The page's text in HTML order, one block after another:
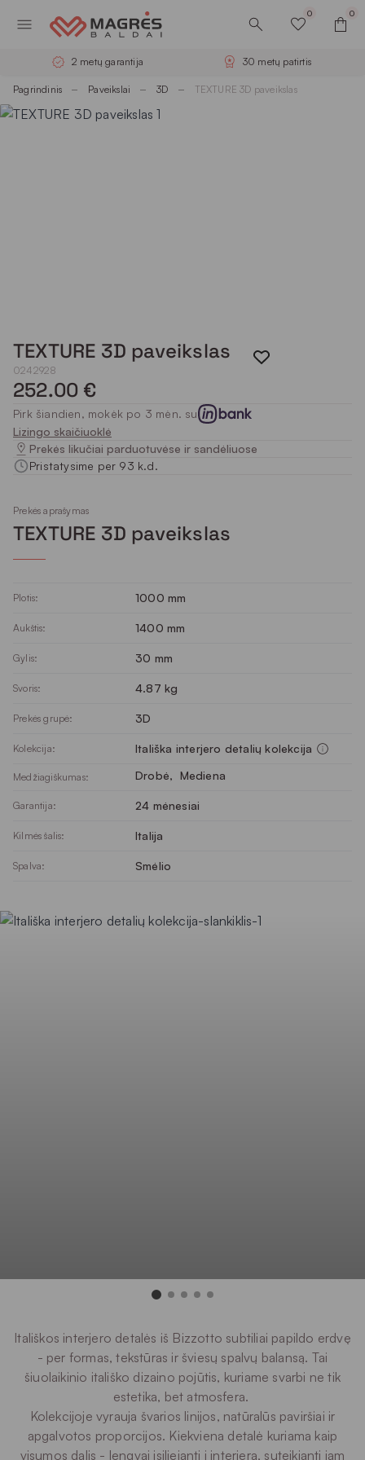
0 0
2 metų garantija 30 metų patirtis
Pagrindinis Paveikslai 3D TEXTURE 3D paveikslas
TEXTURE 3D paveikslas
0242928
252.00 €
Pirk šiandien, mokėk po 3 mėn. su
Lizingo skaičiuoklė
Prekės likučiai parduotuvėse ir sandėliuose
Pristatysime per 93 k.d.
Prekės aprašymas
TEXTURE 3D paveikslas
Plotis: 1000 mm
Aukštis: 1400 mm
Gylis: 30 mm
Svoris: 4.87 kg
Prekės grupė: 3D
Kolekcija: Itališka interjero detalių kolekcija
Medžiagiškumas: Drobė, Mediena
Garantija: 24 mėnesiai
Kilmės šalis: Italija
Spalva: Smėlio
Itališkos interjero detalės iš Bizzotto subtiliai papildo erdvę
- per formas, tekstūras ir šviesų spalvų balansą. Tai
šiuolaikinio itališko dizaino pojūtis, kuriame svarbi ne tik
estetika, bet atmosfera.
Kolekcijoje vyrauja švarios linijos, natūralūs paviršiai ir
apgalvotos proporcijos. Kiekviena detalė kuriama kaip
visumos dalis - lengvai įsiliejanti į interjerą, suteikianti jam